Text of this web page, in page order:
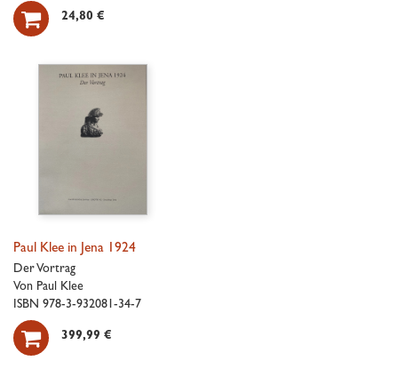
 24,80 €
Paul Klee in Jena 1924
Der Vortrag
Von Paul Klee
ISBN 978-3-932081-34-7
 399,99 €